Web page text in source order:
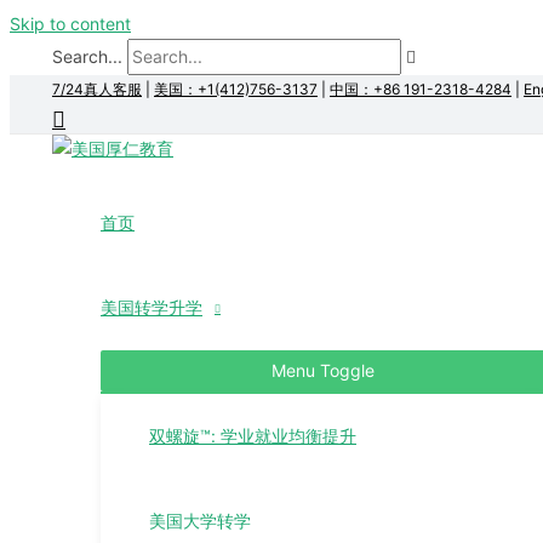
Skip to content
Search...
7/24真人客服 美国：+1(412)756-3137 中国：+86 191-2318-4284
首页
美国转学升学
Menu Toggle
双螺旋™: 学业就业均衡提升
美国大学转学